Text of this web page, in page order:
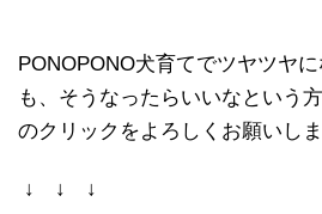
PONOPONO犬育てでツヤツヤ
も、そうなったらいいなという
のクリックをよろしくお願いしま
↓ ↓ ↓